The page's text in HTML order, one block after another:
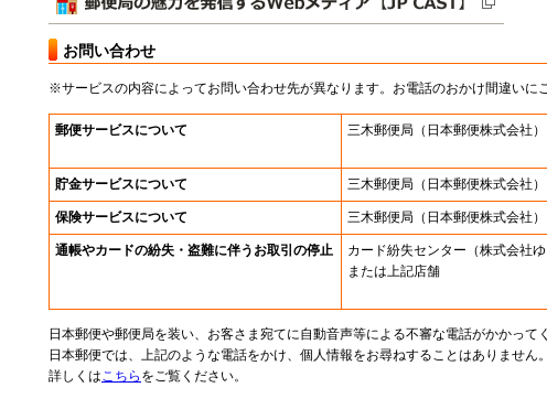
お問い合わせ
※サービスの内容によってお問い合わせ先が異なります。お電話のおかけ間違いに
郵便サービスについて 三木郵便局 （日本郵便株式会社）
貯金サービスについて 三木郵便局 （日本郵便株式会社）
保険サービスについて 三木郵便局 （日本郵便株式会社）
通帳やカードの紛失・盗難に伴うお取引の停止 カード紛失センター （株式会社
または上記店舗
日本郵便や郵便局を装い、お客さま宛てに自動音声等による不審な電話がかかって
日本郵便では、上記のような電話をかけ、個人情報をお尋ねすることはありません。
詳しくはこちら をご覧ください。